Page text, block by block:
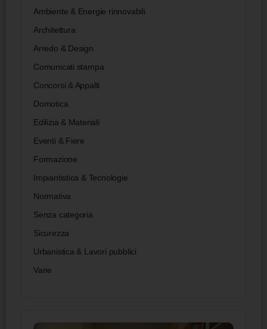
Ambiente & Energie rinnovabili
Architettura
Arredo & Design
Comunicati stampa
Concorsi & Appalti
Domotica
Edilizia & Materiali
Eventi & Fiere
Formazione
Impiantistica & Tecnologie
Normativa
Senza categoria
Sicurezza
Urbanistica & Lavori pubblici
Varie